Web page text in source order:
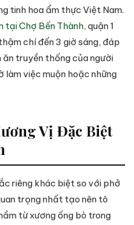
tinh hoa ẩm thực Việt Nam.
tại Chợ Bến Thành, quận 1
chí đến 3 giờ sáng, đáp
ăn truyền thống của người
làm việc muộn hoặc những
Vị Đặc Biệt
riêng khác biệt so với phở
trọng nhất tạo nên tô
từ xương ống bò trong